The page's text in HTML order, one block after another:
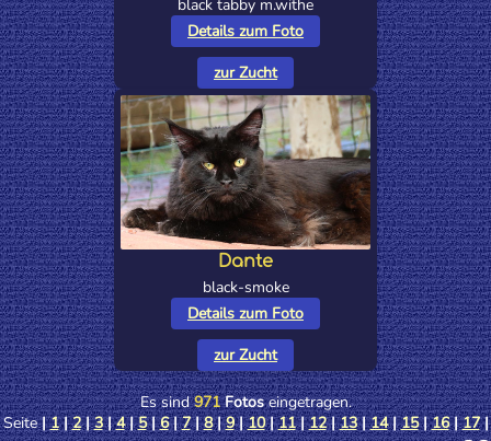
black tabby m.withe
Details zum Foto
zur Zucht
Dante
black-smoke
Details zum Foto
zur Zucht
Es sind971Fotoseingetragen.
Seite|1|2|3|4|5|6|7|8|9|10|11|12|13|14|15|16|17|